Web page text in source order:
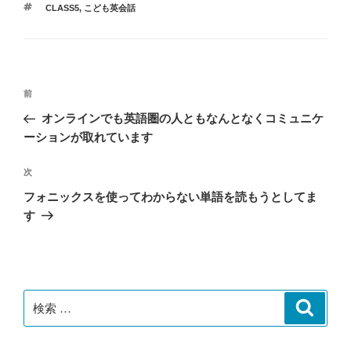
ゴ
タ
CLASS5, こども英会話
投
ナ
ゲ
ー
シ
過
去
稿
前
オンラインでも英語圏の人ともなんとなくコミュニケ
ーションが取れています
次
の
投
次
フォニックスを使ってわからない単語を読もうとしてま
す
索: